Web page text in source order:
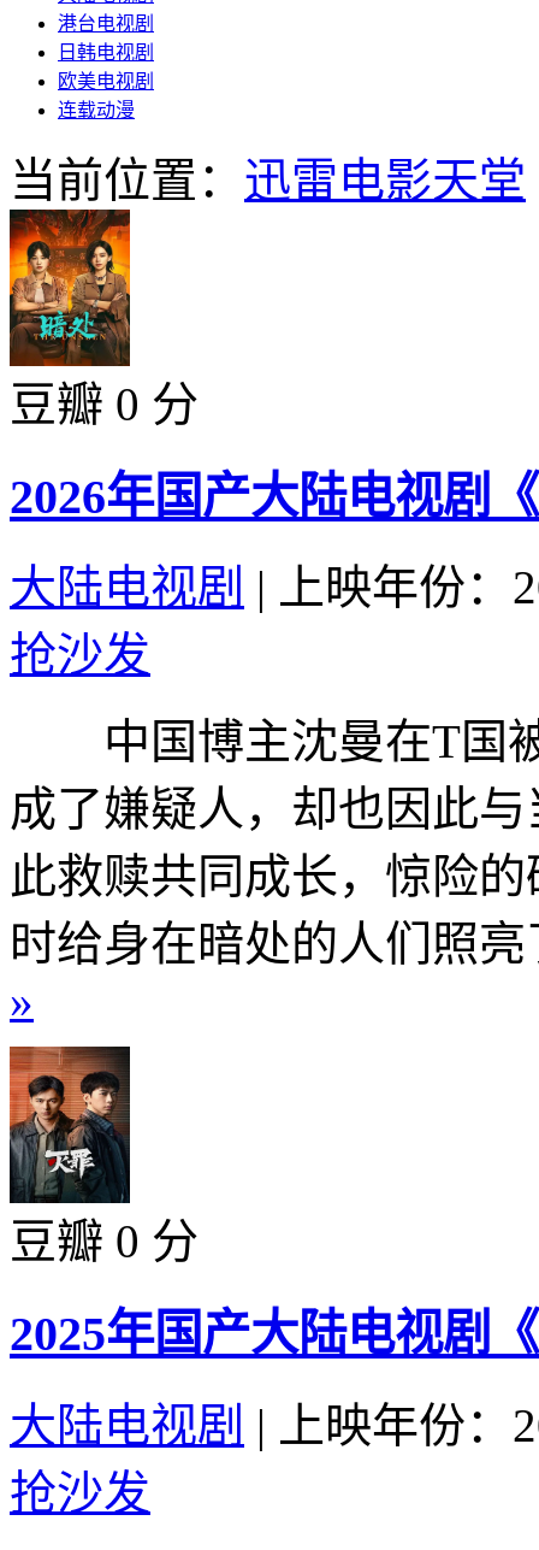
港台电视剧
日韩电视剧
欧美电视剧
连载动漫
当前位置： 迅雷电影天堂
豆瓣 0 分
2026年国产大陆电视剧
大陆电视剧 |
上映年份：
抢沙发
中国博主沈曼在T国被
成了嫌疑人，却也因此
此救赎共同成长，惊险
时给身在暗处的人们照
»
豆瓣 0 分
2025年国产大陆电视剧
大陆电视剧 |
上映年份：
抢沙发